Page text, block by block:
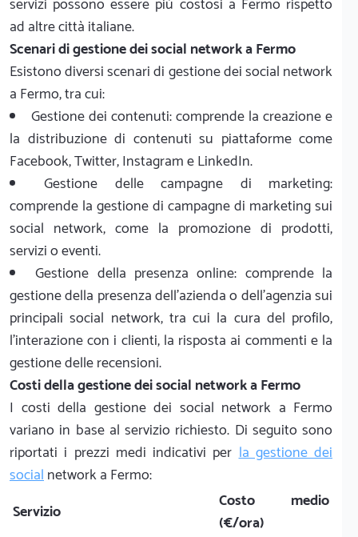
servizi possono essere più costosi a Fermo rispetto
ad altre città italiane.
Scenari di gestione dei social network a Fermo
Esistono diversi scenari di gestione dei social network
a Fermo, tra cui:
Gestione dei contenuti: comprende la creazione e
la distribuzione di contenuti su piattaforme come
Facebook, Twitter, Instagram e LinkedIn.
Gestione delle campagne di marketing:
comprende la gestione di campagne di marketing sui
social network, come la promozione di prodotti,
servizi o eventi.
Gestione della presenza online: comprende la
gestione della presenza dell'azienda o dell'agenzia sui
principali social network, tra cui la cura del profilo,
l'interazione con i clienti, la risposta ai commenti e la
gestione delle recensioni.
Costi della gestione dei social network a Fermo
I costi della gestione dei social network a Fermo
variano in base al servizio richiesto. Di seguito sono
riportati i prezzi medi indicativi perla gestione dei
socialnetwork a Fermo:
Servizio
Costo medio
(€/ora)